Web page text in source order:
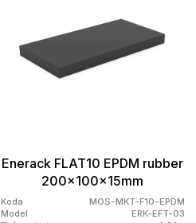
Enerack FLAT10 EPDM rubber
200x100x15mm
Koda
MOS-MKT-F10-EPDM
Model
ERK-EFT-03